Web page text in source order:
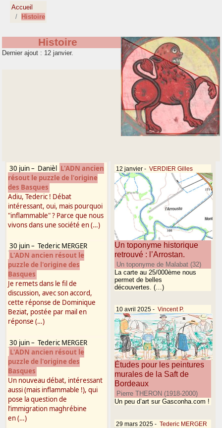
Accueil
Histoire
Histoire
Dernier ajout : 12 janvier.
30 juin– Danièl L'ADN ancien
résout le puzzle de l'origine
des Basques
Adiu, Tederic ! Débat
intéressant, oui, mais pourquoi
"inflammable" ? Parce que nous
vivons dans une société en (…)
30 juin– Tederic MERGER
L'ADN ancien résout le
puzzle de l'origine des
Basques
Je remets dans le fil de
discussion, avec son accord,
cette réponse de Dominique
Beziat, postée par mail en
réponse (…)
30 juin– Tederic MERGER
L'ADN ancien résout le
puzzle de l'origine des
Basques
Un nouveau débat, intéressant
aussi (mais inflammable !), qui
pose la question de
l’immigration maghrébine
en (…)
12 janvier - VERDIER Gilles
Un toponyme historique
retrouvé : l’Arrostan.
Un toponyme de Malabat (32)
La carte au 25/000ème nous
permet de belles
découvertes. (…)
10 avril 2025 - Vincent P.
Études pour les peintures
murales de la Saft de
Bordeaux
Pierre THERON (1918-2000)
Un peu d’art sur Gasconha.com !
29 mars 2025 - Tederic MERGER